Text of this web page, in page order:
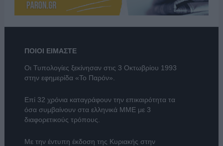
ΠΟΙΟΙ ΕΙΜΑΣΤΕ
Οι Τυπολογίες ξεκίνησαν στις 3 Οκτωβρίου 1993
στην εφημερίδα «Το Παρόν».
Επί 32 χρόνια καταγράφουν την επικαιρότητα τα
όσα συμβαίνουν στα ελληνικά ΜΜΕ με 3
διαφορετικούς τρόπους.
Με την έντυπη έκδοση της Κυριακής στην